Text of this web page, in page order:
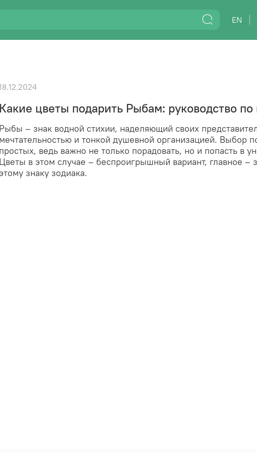
EN
Какие цветы подарить Рыбам: руководство
Рыбы – знак водной стихии, наделяющий своих
мечтательностью и тонкой душевной организацией. Выбор
простых, ведь важно не только порадовать, но и попасть в
Цветы в этом случае – беспроигрышный вариант, главное –
этому знаку зодиака.